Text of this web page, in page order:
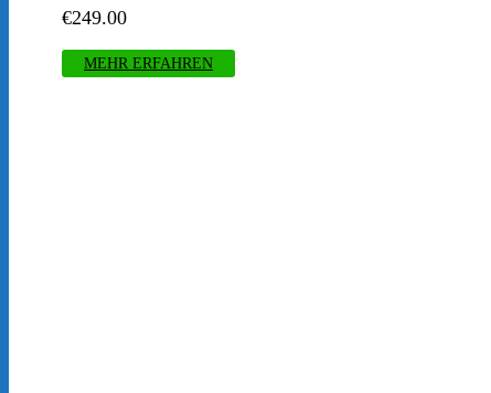
€249.00
MEHR ERFAHREN